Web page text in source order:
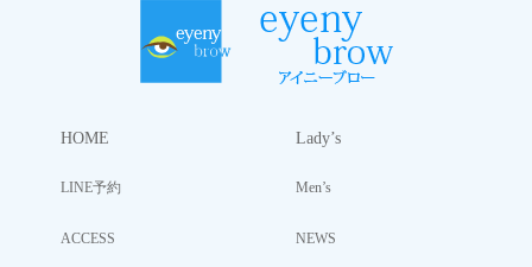
HOME
LINE予約
ACCESS
Lady’s
Men’s
NEWS